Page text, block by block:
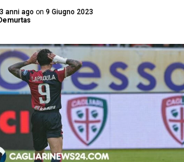
3 anni ago on 9 Giugno 2023